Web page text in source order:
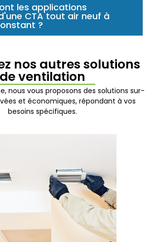
les applications
CTA tout air neuf à
?
nos autres solutions
de ventilation
nous vous proposons des solutions sur-
et économiques, répondant à vos
besoins spécifiques.